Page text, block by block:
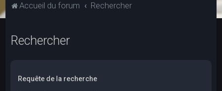
Accueil du forum Rechercher
Rechercher
Requête de la recherche